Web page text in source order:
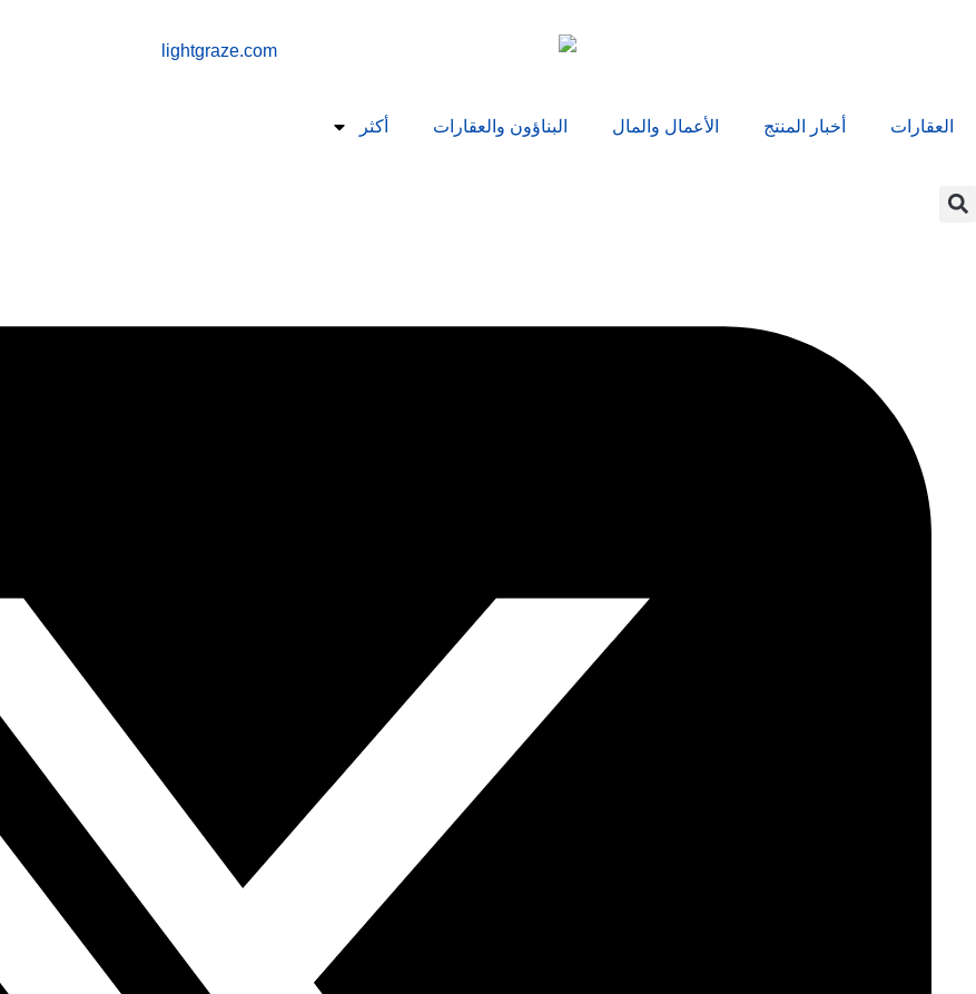
العقارات أخبار المنتج الأعمال والمال البناؤون والعقارات أكثر